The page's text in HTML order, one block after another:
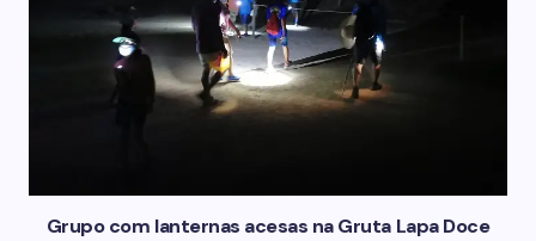
Grupo com lanternas acesas na Gruta Lapa Doce